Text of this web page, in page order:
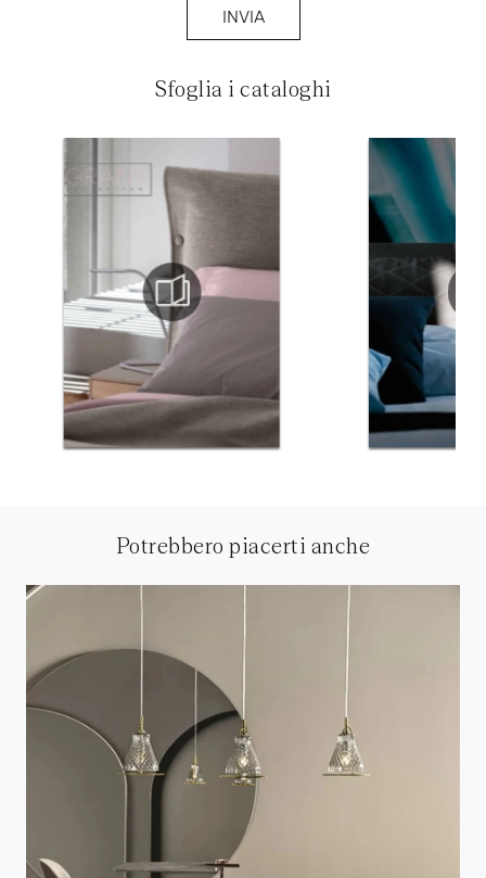
Sfoglia i cataloghi
INVIA
Potrebbero piacerti anche